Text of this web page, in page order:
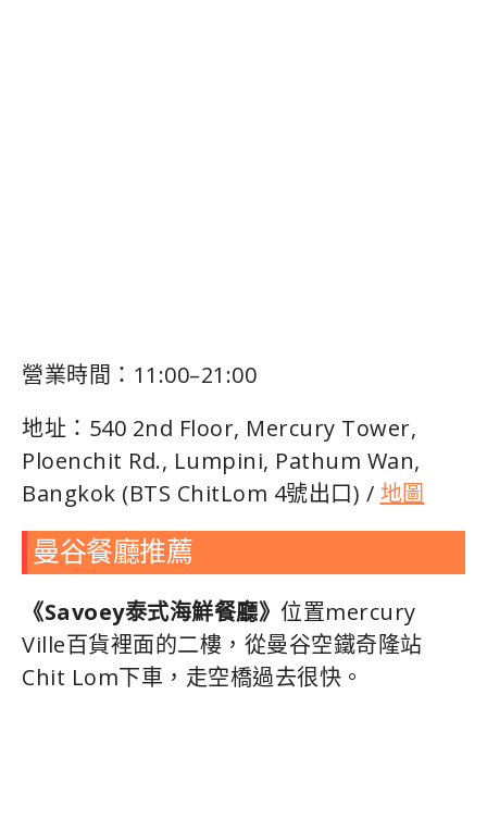
營業時間：11:00–21:00
地址：540 2nd Floor, Mercury Tower,
Ploenchit Rd., Lumpini, Pathum Wan,
Bangkok (BTS ChitLom 4號出口) / 地圖
曼谷餐廳推薦
《Savoey泰式海鮮餐廳》 位置mercury
Ville百貨裡面的二樓，從曼谷空鐵奇隆站
Chit Lom下車，走空橋過去很快。